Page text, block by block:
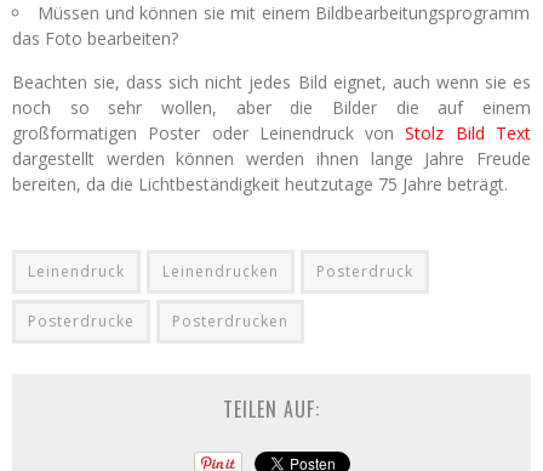
Müssen und können sie mit einem Bildbearbeitungsprogramm
das Foto bearbeiten?
Beachten sie, dass sich nicht jedes Bild eignet, auch wenn sie es
noch so sehr wollen, aber die Bilder die auf einem
großformatigen Poster oder Leinendruck vonStolz Bild Text
dargestellt werden können werden ihnen lange Jahre Freude
bereiten, da die Lichtbeständigkeit heutzutage 75 Jahre beträgt.
Leinendruck Leinendrucken Posterdruck
Posterdrucke Posterdrucken
TEILEN AUF: